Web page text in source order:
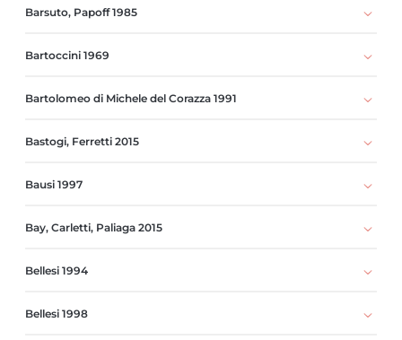
Barsuto, Papoff 1985
Bartoccini 1969
Bartolomeo di Michele del Corazza 1991
Bastogi, Ferretti 2015
Bausi 1997
Bay, Carletti, Paliaga 2015
Bellesi 1994
Bellesi 1998